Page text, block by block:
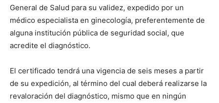
General de Salud para su validez, expedido por un
médico especialista en ginecología, preferentemente de
alguna institución pública de seguridad social, que
acredite el diagnóstico.
El certificado tendrá una vigencia de seis meses a partir
de su expedición, al término del cual deberá realizarse la
revaloración del diagnóstico, mismo que en ningún